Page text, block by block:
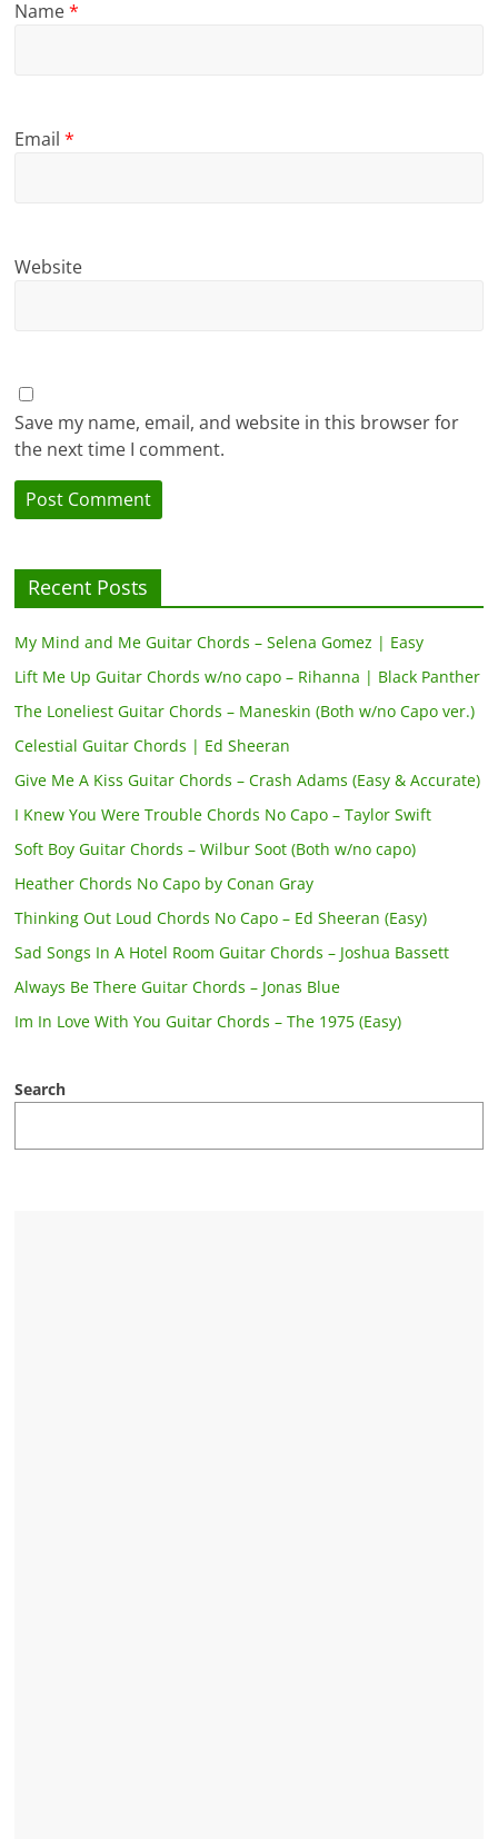
Name*
Email*
Website
Save my name, email, and website in this browser for
the next time I comment.
Recent Posts
My Mind and Me Guitar Chords – Selena Gomez | Easy
Lift Me Up Guitar Chords w/no capo – Rihanna | Black Panther
The Loneliest Guitar Chords – Maneskin (Both w/no Capo ver.)
Celestial Guitar Chords | Ed Sheeran
Give Me A Kiss Guitar Chords – Crash Adams (Easy & Accurate)
I Knew You Were Trouble Chords No Capo – Taylor Swift
Soft Boy Guitar Chords – Wilbur Soot (Both w/no capo)
Heather Chords No Capo by Conan Gray
Thinking Out Loud Chords No Capo – Ed Sheeran (Easy)
Sad Songs In A Hotel Room Guitar Chords – Joshua Bassett
Always Be There Guitar Chords – Jonas Blue
Im In Love With You Guitar Chords – The 1975 (Easy)
Search